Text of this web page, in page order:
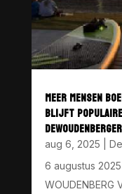
MEER MENSEN
BLIJFT
aug 6, 2025
6 augustus